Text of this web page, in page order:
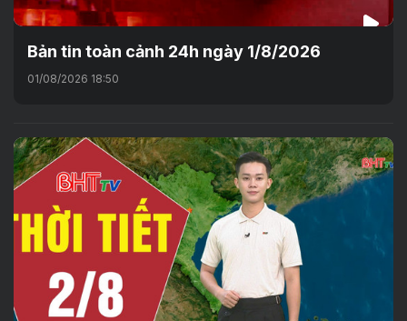
Bản tin toàn cảnh 24h ngày 1/8/2026
01/08/2026 18:50